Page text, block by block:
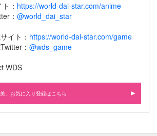
： https://world-dai-star.com/anime
： @world_dai_star
イト： https://world-dai-star.com/game
： @wds_game
WDS
美」お気に入り登録はこちら